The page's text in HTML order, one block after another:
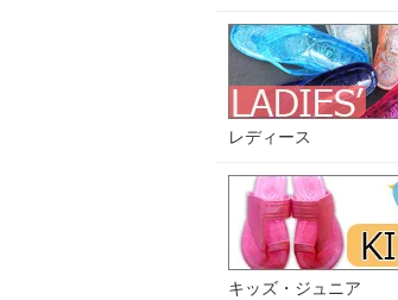
レディース
キッズ・ジュニア